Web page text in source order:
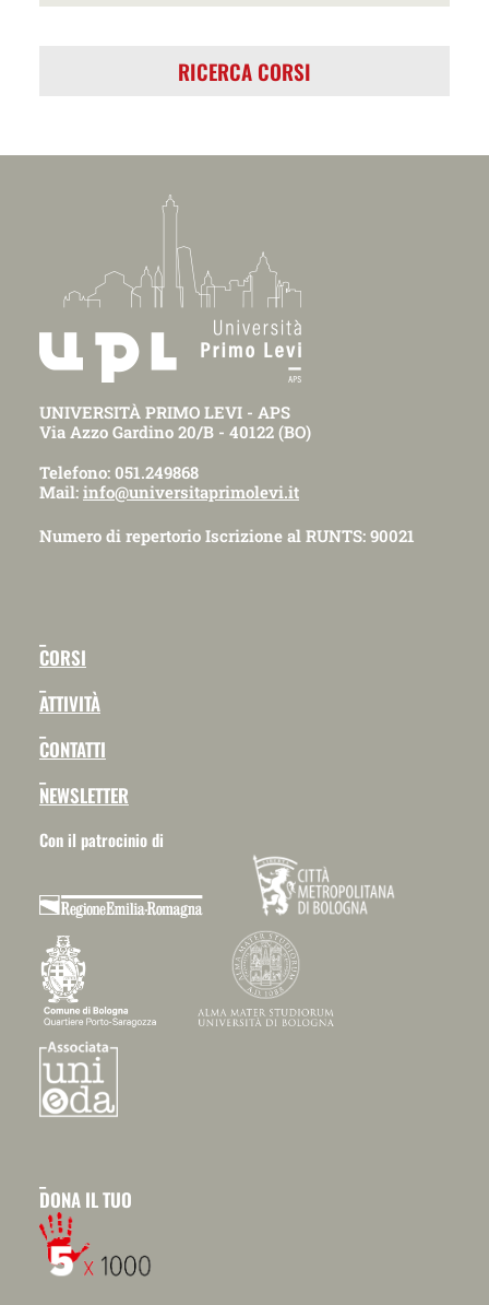
RICERCA CORSI
UNIVERSITÀ PRIMO LEVI - APS
Via Azzo Gardino 20/B - 40122 (BO)
Telefono: 051.249868
Mail: info@universitaprimolevi.it
Numero di repertorio Iscrizione al RUNTS: 90021
CORSI
ATTIVITÀ
CONTATTI
NEWSLETTER
Con il patrocinio di
DONA IL TUO